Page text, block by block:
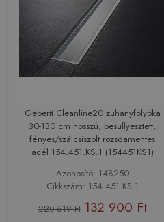
Geberit Cleanline20 zuhanyfolyóka
30-130 cm hosszú, besüllyesztett,
fényes/szálcsiszolt rozsdamentes
acél 154.451.KS.1 (154451KS1)
Azonosító: 148250
Cikkszám: 154.451.KS.1
220 619 Ft 132 900 Ft